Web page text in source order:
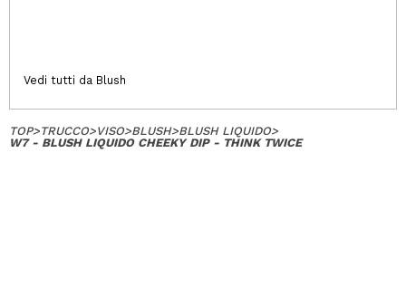
Vedi tutti da Blush
TOP>TRUCCO>VISO>BLUSH>BLUSH LIQUIDO>
W7 - BLUSH LIQUIDO CHEEKY DIP - THINK TWICE